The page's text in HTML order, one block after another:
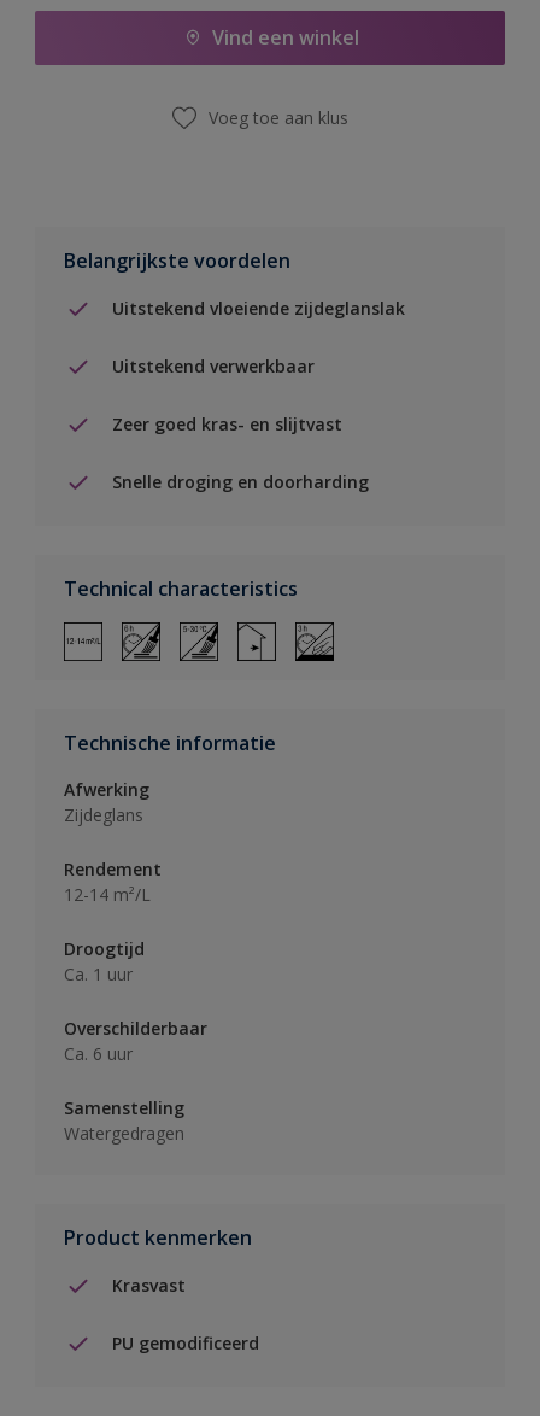
Vind een winkel
Voeg toe aan klus
Belangrijkste voordelen
Uitstekend vloeiende zijdeglanslak
Uitstekend verwerkbaar
Zeer goed kras- en slijtvast
Snelle droging en doorharding
Technical characteristics
Technische informatie
Afwerking
Zijdeglans
Rendement
12-14 m²/L
Droogtijd
Ca. 1 uur
Overschilderbaar
Ca. 6 uur
Samenstelling
Watergedragen
Product kenmerken
Krasvast
PU gemodificeerd